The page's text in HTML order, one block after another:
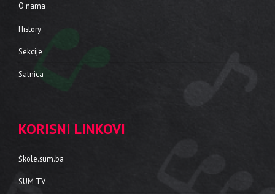
O nama
History
Sekcije
Satnica
KORISNI LINKOVI
Škole.sum.ba
SUM TV